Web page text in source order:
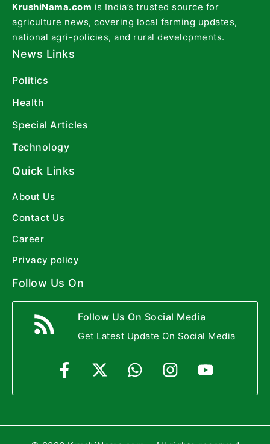
KrushiNama.com is India’s trusted source for
agriculture news, covering local farming updates,
national agri-policies, and rural developments.
News Links
Politics
Health
Special Articles
Technology
Quick Links
About Us
Contact Us
Career
Privacy policy
Follow Us On
Follow Us On Social Media
Get Latest Update On Social Media